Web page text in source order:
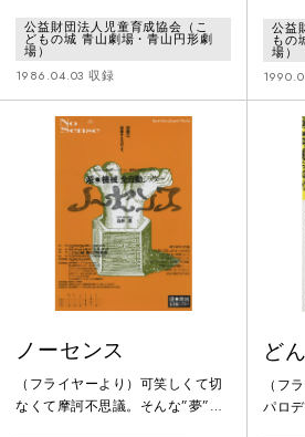
爵」じいさんは、ちかごろめっき
りとしをとって、むかしのよう
な、いい声が出なくなってしまい
ました。ともだちのシオとコショ
ウが、たすけてやろうとします
が、どうすることもできません。
３人がこまっているとき、人間の
かたちをしたクッキーを見つけま
した。でも、そのクッキーは、ま
だ顔がなくて、できあがっていま
せん。３人はその
公益財団法人児童育成協会（こ
どもの城 青山劇場・青山円形劇
場）
1986.04.03 収録
に洗
形劇
く親
み、
ウル
ン人
的に
名舞
公益
もの
場）
ノーセンス
（フライヤーより）可笑しくて切
なくて摩訶不思議。そんな”夢”の
ど
（フ
パロ